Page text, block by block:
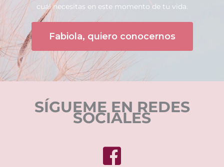
cuál necesitas en este momento de tu vida.
Fabiola, quiero conocernos
SÍGUEME EN REDES
SOCIALES